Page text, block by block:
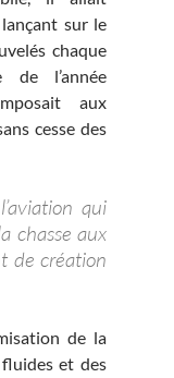
sur le
chaque
de l’année
aux
cesse des
qui
chasse aux
de création
de la
et des